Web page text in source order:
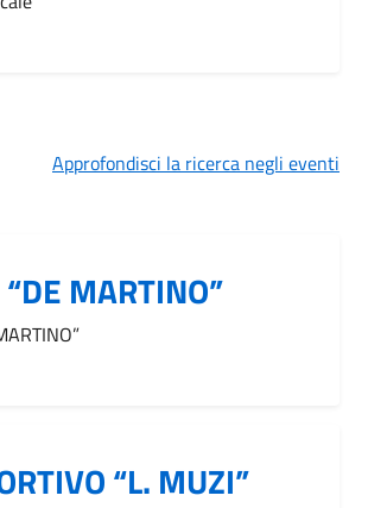
Approfondisci la ricerca negli eventi
MARTINO”
“L. MUZI”